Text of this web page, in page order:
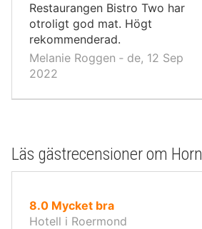
Restaurangen Bistro Two har
otroligt god mat. Högt
rekommenderad.
Melanie Roggen ‐ de, 12 Sep
2022
Läs gästrecensioner om Horn
8.0av
10,
Mycket bra
Hotell i Roermond